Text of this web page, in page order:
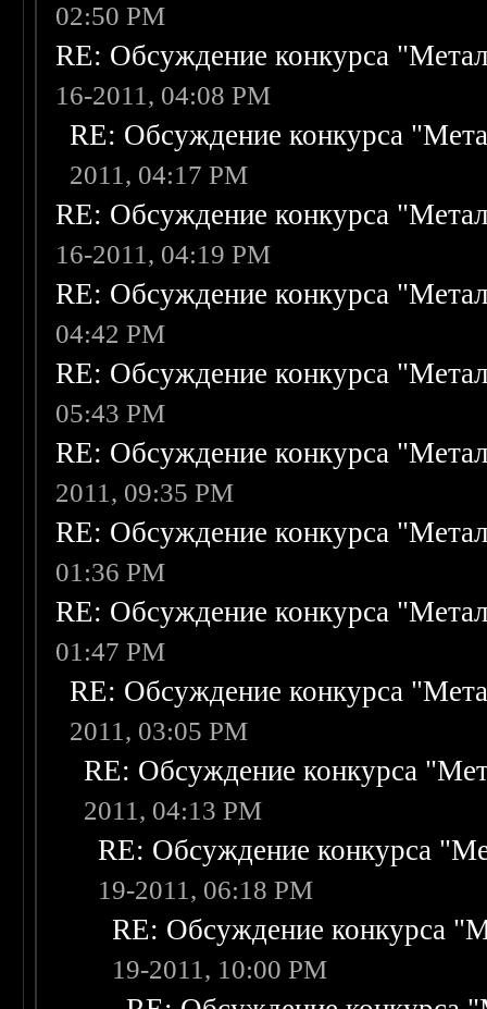
02:50 PM
RE: Обсуждение конкурса
16-2011, 04:08 PM
RE: Обсуждение конкурса
2011, 04:17 PM
RE: Обсуждение конкурса
16-2011, 04:19 PM
RE: Обсуждение конкурса
04:42 PM
RE: Обсуждение конкурса
05:43 PM
RE: Обсуждение конкурса
2011, 09:35 PM
RE: Обсуждение конкурса
01:36 PM
RE: Обсуждение конкурса
01:47 PM
RE: Обсуждение конкурса
2011, 03:05 PM
RE: Обсуждение конкурса
2011, 04:13 PM
RE: Обсуждение конкурса
19-2011, 06:18 PM
RE: Обсуждение конкурса
19-2011, 10:00 PM